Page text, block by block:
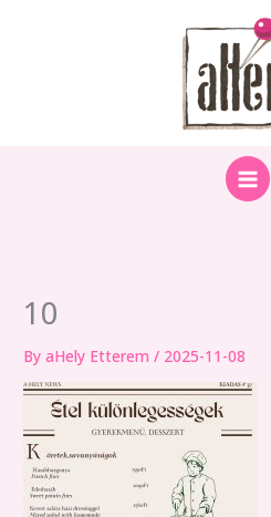
10
ByaHely Etterem/ 2025-11-08